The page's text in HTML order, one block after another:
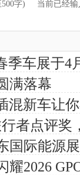
500字) 当前已经
季车展于4
满落幕
混新车让
者点评奖
国际能源
2026